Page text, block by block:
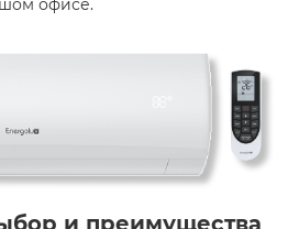
офисе.
и преимущества